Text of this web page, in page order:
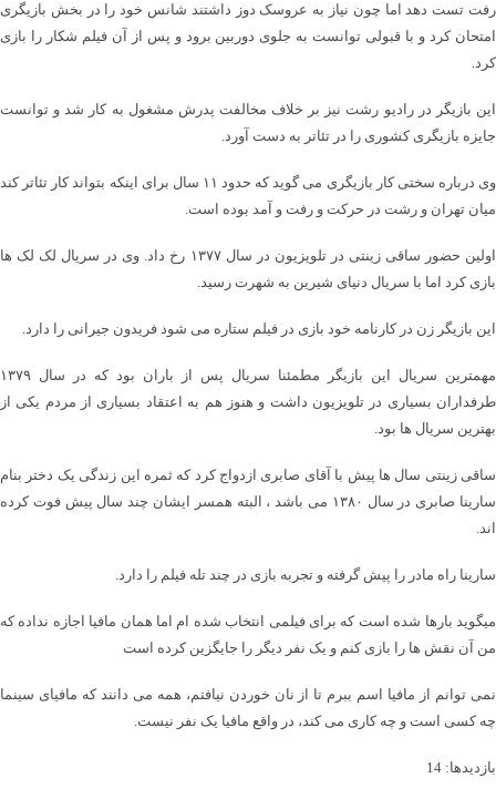
رفت تست دهد اما چون نیاز به عروسک دوز داشتند شانس خود را در بخش بازیگری
امتحان کرد و با قبولی توانست به جلوی دوربین برود و پس از آن فیلم شکار را بازی
کرد.
این بازیگر در رادیو رشت نیز بر خلاف مخالفت پدرش مشغول به کار شد و توانست
جایزه بازیگری کشوری را در تئاتر به دست آورد.
وی درباره سختی کار بازیگری می گوید که حدود ۱۱ سال برای اینکه بتواند کار تئاتر کند
میان تهران و رشت در حرکت و رفت و آمد بوده است.
اولین حضور ساقی زینتی در تلویزیون در سال ۱۳۷۷ رخ داد. وی در سریال لک لک ها
بازی کرد اما با سریال دنیای شیرین به شهرت رسید.
این بازیگر زن در کارنامه خود بازی در فیلم ستاره می شود فریدون جیرانی را دارد.
مهمترین سریال این بازیگر مطمئنا سریال پس از باران بود که در سال ۱۳۷۹
طرفداران بسیاری در تلویزیون داشت و هنوز هم به اعتقاد بسیاری از مردم یکی از
بهترین سریال ها بود.
ساقی زینتی سال ها پیش با آقای صابری ازدواج کرد که ثمره این زندگی یک دختر بنام
سارینا صابری در سال ۱۳۸۰ می باشد ، البته همسر ایشان چند سال پیش فوت کرده
اند.
سارینا راه مادر را پیش گرفته و تجربه بازی در چند تله فیلم را دارد.
میگوید بارها شده است که برای فیلمی انتخاب شده ام اما همان مافیا اجازه نداده که
من آن نقش ها را بازی کنم و یک نفر دیگر را جایگزین کرده است
نمی توانم از مافیا اسم ببرم تا از نان خوردن نیافتم، همه می دانند که مافیای سینما
چه کسی است و چه کاری می کند، در واقع مافیا یک نفر نیست.
بازدیدها: 14